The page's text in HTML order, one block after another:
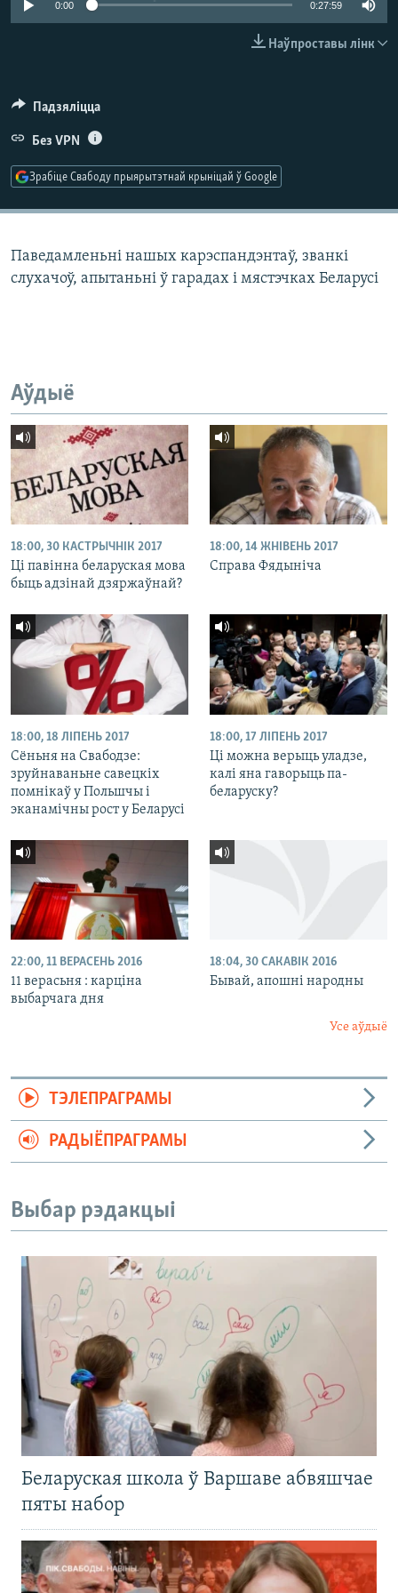
КУЛЬТУРА
МОВА0:00 0:27:59
Наўпроставы лінк
Падзяліцца
Без VPN
Зрабіце Свабоду прыярытэтнай крыніцай ў Google
Паведамленьні нашых карэспандэнтаў, званкі
слухачоў, апытаньні ў гарадах і мястэчках Беларусі
Аўдыё
18:00, 30 КАСТРЫЧНІК 2017
Ці павінна беларуская мова
быць адзінай дзяржаўнай?
18:00, 14 ЖНІВЕНЬ 2017
Справа Фядыніча
18:00, 18 ЛІПЕНЬ 2017
Сёньня на Свабодзе:
зруйнаваньне савецкіх
помнікаў у Польшчы і
эканамічны рост у Беларусі
18:00, 17 ЛІПЕНЬ 2017
Ці можна верыць уладзе,
калі яна гаворыць па-
беларуску?
22:00, 11 ВЕРАСЕНЬ 2016
11 верасьня : карціна
выбарчага дня
18:04, 30 САКАВІК 2016
Бывай, апошні народны
Усе аўдыё
ТЭЛЕПРАГРАМЫ
РАДЫЁПРАГРАМЫ
Выбар рэдакцыі
Беларуская школа ў Варшаве абвяшчае
пяты набор